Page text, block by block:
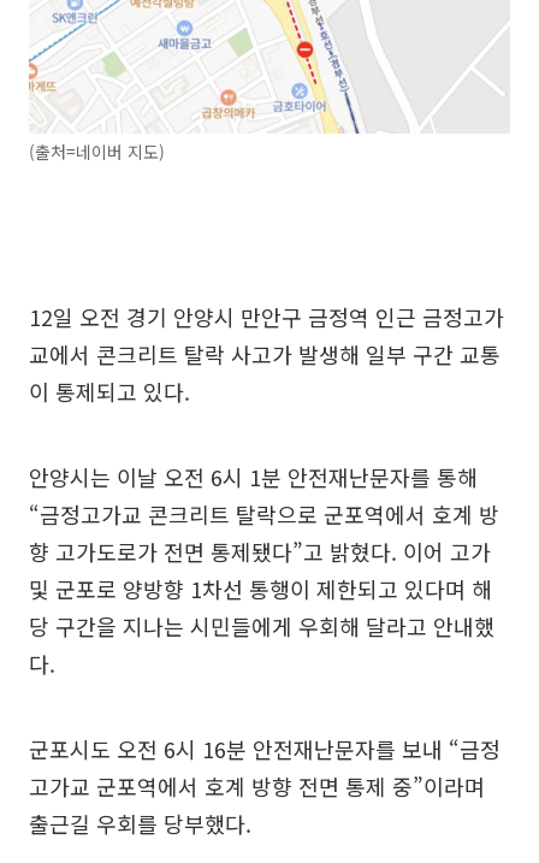
(출처=네이버 지도)
12일 오전 경기 안양시 만안구 금정역 인근 금정고가
교에서 콘크리트 탈락 사고가 발생해 일부 구간 교통
이 통제되고 있다.
안양시는 이날 오전 6시 1분 안전재난문자를 통해
“금정고가교 콘크리트 탈락으로 군포역에서 호계 방
향 고가도로가 전면 통제됐다”고 밝혔다. 이어 고가
및 군포로 양방향 1차선 통행이 제한되고 있다며 해
당 구간을 지나는 시민들에게 우회해 달라고 안내했
다.
군포시도 오전 6시 16분 안전재난문자를 보내 “금정
고가교 군포역에서 호계 방향 전면 통제 중”이라며
출근길 우회를 당부했다.